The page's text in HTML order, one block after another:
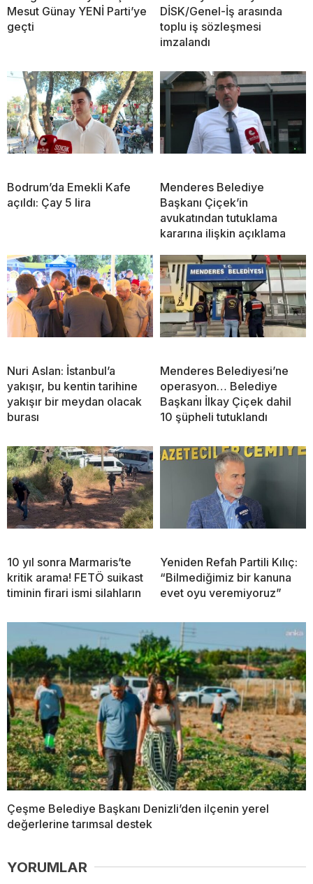
Mesut Günay YENİ Parti’ye
geçti
DİSK/Genel-İş arasında
toplu iş sözleşmesi
imzalandı
Bodrum’da Emekli Kafe
açıldı: Çay 5 lira
Menderes Belediye
Başkanı Çiçek’in
avukatından tutuklama
kararına ilişkin açıklama
Nuri Aslan: İstanbul’a
yakışır, bu kentin tarihine
yakışır bir meydan olacak
burası
Menderes Belediyesi’ne
operasyon… Belediye
Başkanı İlkay Çiçek dahil
10 şüpheli tutuklandı
10 yıl sonra Marmaris’te
kritik arama! FETÖ suikast
timinin firari ismi silahların
Yeniden Refah Partili Kılıç:
“Bilmediğimiz bir kanuna
evet oyu veremiyoruz”
Çeşme Belediye Başkanı Denizli’den ilçenin yerel
değerlerine tarımsal destek
YORUMLAR